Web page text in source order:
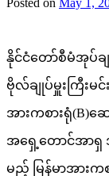
နိုင်ငံတော်စီမံအုပ်ချု
ဗိုလ်ချုပ်မှူးကြီးမ
အားကစားရုံ(B)ဆ
အရှေ့တောင်အာရှ
မည့် မြန်မာအားက